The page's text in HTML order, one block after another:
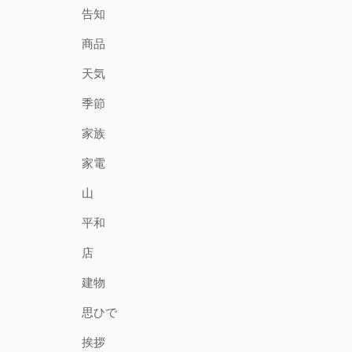
告知
商品
天気
季節
家族
家電
山
平和
店
建物
思ひで
挨拶